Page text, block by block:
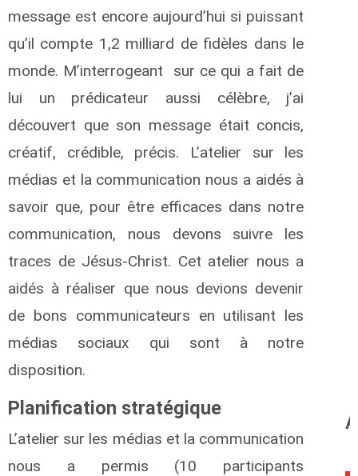
message est encore aujourd’hui si puissant
qu’il compte 1,2 milliard de fidèles dans le
monde. M’interrogeant sur ce qui a fait de
lui un prédicateur aussi célèbre, j’ai
découvert que son messageétait concis,
créatif, crédible, précis. L’atelier sur les
médias et la communication nous a aidés à
savoir que, pour être efficaces dans notre
communication, nous devons suivre les
traces de Jésus-Christ. Cet atelier nous a
aidés à réaliser que nous devions devenir
de bons communicateurs en utilisant les
médias sociaux qui sont à notre
disposition.
Planification stratégique
L’atelier sur les médias et la communication
nous a permis (10 participants